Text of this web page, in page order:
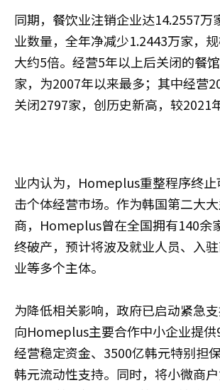
同期，餐饮业注销企业达14.2557万
业数量，全年净减少1.2443万家，
大约5倍。经营5年以上后关闭的餐
家，为2007年以来最多；其中经营
关闭2797家，创历史新高，较2021
业内认为，Homeplus重整程序终
击个体经营市场。作为韩国第二大
商，Homeplus曾在全国拥有140余
终破产，预计将波及就业人员、入
业等多个主体。
为降低相关影响，政府已启动紧急
向Homeplus主要合作中小企业提
经营稳定资金、3500亿韩元特别担
韩元流动性支持。同时，将小微商